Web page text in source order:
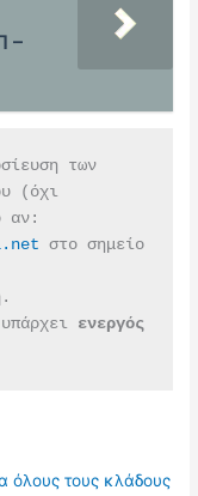
–
των
(όχι
αν:
στο σημείο
ενεργός
όλους τους κλάδους